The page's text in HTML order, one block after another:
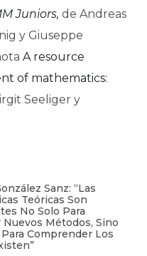
Juniors, de Andreas
y Giuseppe
A resource
of mathematics:
Seeliger y
Sanz: “Las
Teóricas Son
No Solo Para
Métodos, Sino
Comprender Los